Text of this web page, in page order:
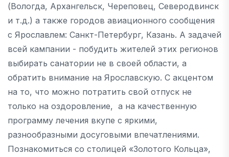
(Вологда, Архангельск, Череповец, Северодвинск
и т.д.) а также городов авиационного сообщения
с Ярославлем: Санкт-Петербург, Казань. А задачей
всей кампании - побудить жителей этих регионов
выбирать санатории не в своей области, а
обратить внимание на Ярославскую. С акцентом
на то, что можно потратить свой отпуск не
только на оздоровление, а на качественную
программу лечения вкупе с яркими,
разнообразными досуговыми впечатлениями.
Познакомиться со столицей «Золотого Кольца»,